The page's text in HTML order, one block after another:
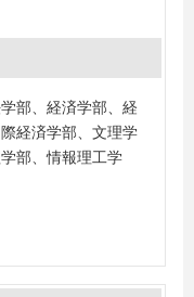
大学、東京電機大
北大学、東洋大
古屋商科大学、日
、福島大学、文教
学、明海大学、明
白大学、山口大
部、経済学部、経
経済学部、文理学
部、情報理工学